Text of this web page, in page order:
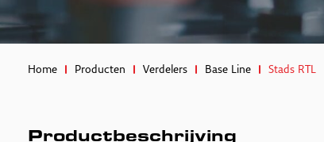
Home Producten Verdelers Base Line Stads RTL
Productbeschrijving